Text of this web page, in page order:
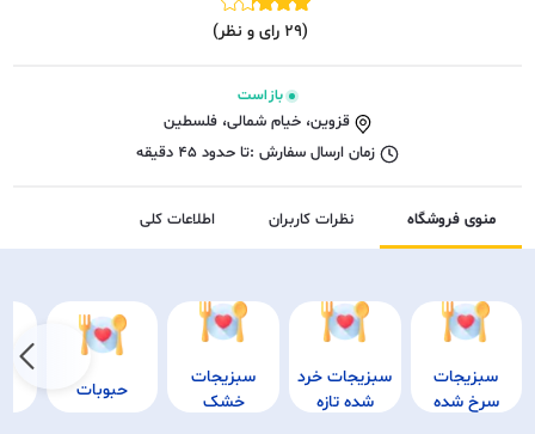
(
29 رای و نظر)
باز است
قزوین، خیام شمالی، فلسطین
زمان ارسال سفارش :تا حدود 45 دقیقه
منوی فروشگاه نظرات کاربران اطلاعات کلی
سبزیجات
سرخ شده
سبزیجات خرد
شده تازه
سبزیجات
خشک
حبوبات